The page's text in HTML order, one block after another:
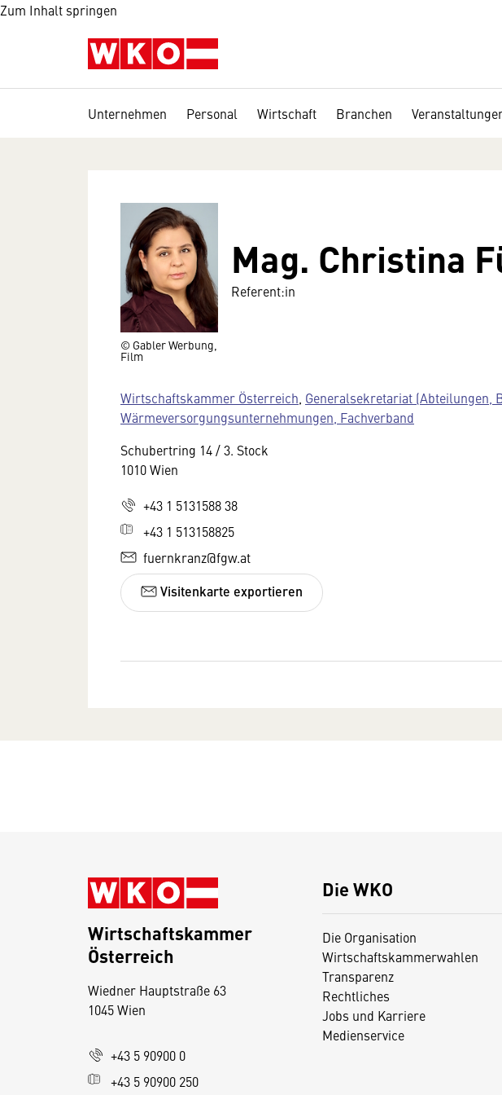
Zum Inhalt springen
Unternehmen Personal Wirtschaft Branchen
© Gabler Werbung,
Film
Mag. Christina
Referent:in
Wirtschaftskammer Österreich Generalsekretariat (Abteilungen,
Wärmeversorgungsunternehmungen, Fachverband
Schubertring 14 / 3. Stock
1010 Wien
+43 1 5131588 38
+43 1 513158825
fuernkranz@fgw.at
Visitenkarte exportieren
Die WKO
Die Organisation
Wirtschaftskammerwahlen
Transparenz
Rechtliches
Jobs und Karriere
Medienservice
Wirtschaftskammer
Österreich
Wiedner Hauptstraße 63
1045 Wien
+43 5 90900 0
+43 5 90900 250